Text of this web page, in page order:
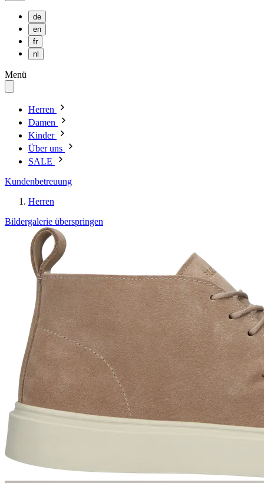
de
en
fr
nl
Menü
Herren
Damen
Kinder
Über uns
SALE
Kundenbetreuung
Herren
Bildergalerie überspringen